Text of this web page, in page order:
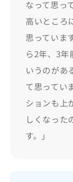
なって思っ
高いところ
思っていま
ら2年、3年
いうのがあ
て思ってい
ションも上
しくなった
す。」